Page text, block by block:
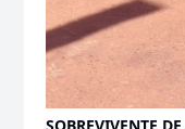
SOBREVIVENTE